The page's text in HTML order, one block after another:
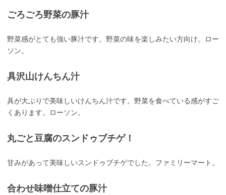
ごろごろ野菜の豚汁
野菜感がとても強い豚汁です。野菜の味を楽しみたい方向け。ロー
ソン。
具沢山けんちん汁
具が大ぶりで美味しいけんちん汁です。野菜を食べている感がすご
くあります。ローソン。
丸ごと豆腐のスンドゥブチゲ！
甘みがあって美味しいスンドゥブチゲでした。ファミリーマート。
合わせ味噌仕立ての豚汁